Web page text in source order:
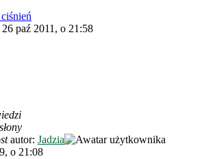
26 paź 2011, o 21:58
autor: Jadzia
o 21:08